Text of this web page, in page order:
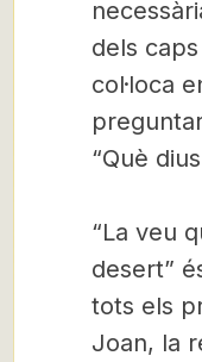
dels
col·loca
“Què
“La veu
desert”
tots els
Joan, la